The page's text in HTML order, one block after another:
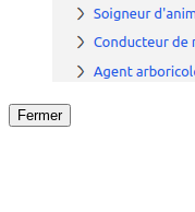
Fermer